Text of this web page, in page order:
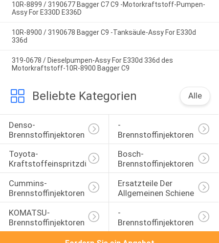
10R-8899 / 3190677 Bagger C7 C9 -Motorkraftstoff-Pumpen-
Assy For E330D E336D
10R-8900 / 3190678 Bagger C9 -Tanksäule-Assy For E330d
336d
319-0678 / Dieselpumpen-Assy For E330d 336d des
Motorkraftstoff-10R-8900 Bagger C9
Beliebte Kategorien Alle
Denso-
Brennstoffinjektoren
-
Brennstoffinjektoren
Toyota-
Kraftstoffeinspritzdüse
Bosch-
Brennstoffinjektoren
Cummins-
Brennstoffinjektoren
Ersatzteile Der
Allgemeinen Schiene
KOMATSU-
Brennstoffinjektoren
-
Brennstoffinjektoren